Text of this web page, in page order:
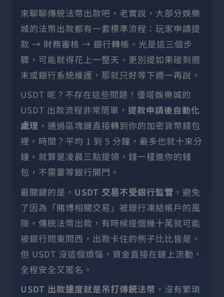
來聊聊傳統法幣出款吧。老實說，大部分娛樂
城的法幣出款都有一套標準流程：玩家申請提
款 → 財務審核 → 銀行轉帳。光是這三個步
驟，可能就得花上一整天。更別提如果碰到週
末或銀行系統維護，那就只好等下週一再說。
USDT 呢？不存在這些問題！優塔娛樂城的
USDT 出款流程非常簡單，提款申請後自動化
處理 ，通過區塊鏈直接轉到你的加密貨幣錢包
裡。時間？平均 1 到 5 分鐘，最多也就十來分
鐘。就算是凌晨三點提領，錢一樣進你的錢
包，不需要等銀行開門。
最關鍵的是， USDT 交易不受銀行監管 ，避免
了因為「賭博相關交易」被銀行凍結帳戶的風
險。傳統法幣出款，有時候提個幾十萬就可能
被銀行問東問西，出款卡住的例子比比皆是。
但 USDT 沒這個煩惱，資金直接在鏈上流動，
全程安全又匿名。
USDT 出款速度就是吊打傳統法幣 ，沒有繁瑣